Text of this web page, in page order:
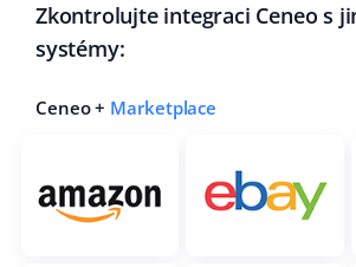
Zkontrolujte integraci Ceneo s
systémy:
Ceneo + Marketplace